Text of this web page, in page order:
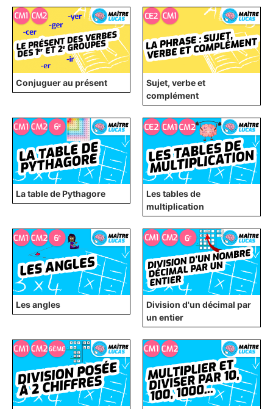
Conjuguer au présent
Sujet, verbe et
complément
La table de Pythagore
Les tables de
multiplication
Les angles
Division d'un décimal par
un entier